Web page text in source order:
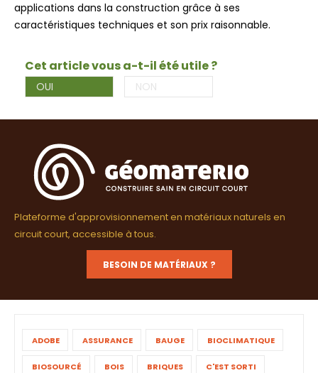
applications dans la construction grâce à ses
caractéristiques techniques et son prix raisonnable.
Cet article vous a-t-il été utile ?
OUI NON
Plateforme d'approvisionnement en matériaux naturels en
circuit court, accessible à tous.
BESOIN DE MATÉRIAUX ?
ADOBE ASSURANCE BAUGE BIOCLIMATIQUE
BIOSOURCÉ BOIS BRIQUES C'EST SORTI